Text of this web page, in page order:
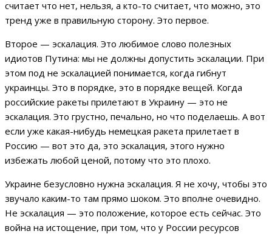
считает что нет, нельзя, а кто-то считает, что можно, это
тренд уже в правильную сторону. Это первое.
Второе — эскалация. Это любимое слово полезных
идиотов Путина: мы не должны допустить эскалации. При
этом под не эскалацией понимается, когда гибнут
украинцы. Это в порядке, это в порядке вещей. Когда
российские ракеты прилетают в Украину — это не
эскалация. Это грустно, печально, но что поделаешь. А вот
если уже какая-нибудь немецкая ракета прилетает в
Россию — вот это да, это эскалация, этого нужно
избежать любой ценой, потому что это плохо.
Украине безусловно нужна эскалация. Я не хочу, чтобы это
звучало каким-то там прямо шоком. Это вполне очевидно.
Не эскалация — это положение, которое есть сейчас. Это
война на истощение, при том, что у России ресурсов